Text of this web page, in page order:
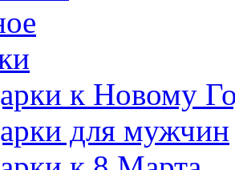
к Новому
для мужчин